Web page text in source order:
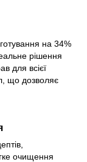
на 34%
рішення
для всієї
що дозволяє
очищення